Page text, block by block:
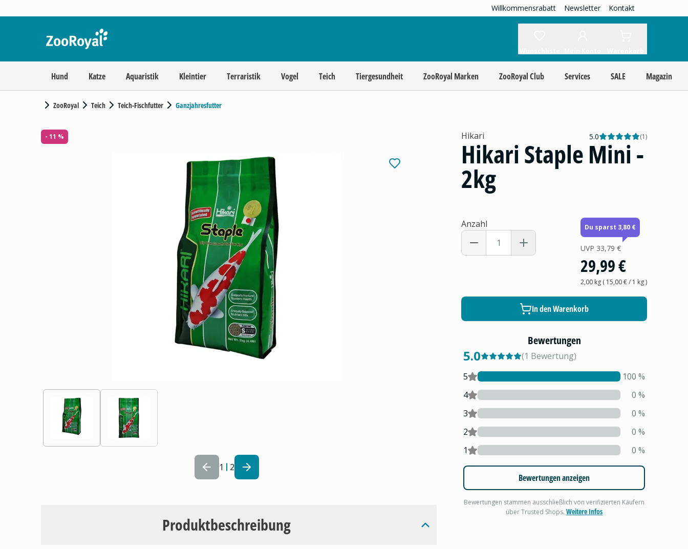
Willkommensrabatt Newsletter Kontakt
Hund Katze Aquaristik Kleintier Terraristik Vogel Teich Tiergesundheit ZooRoyal Marken ZooRoyal Club Services SALE Magazin
ZooRoyal Teich Teich-Fischfutter Ganzjahresfutter
- 11 %
1 2
Produktbeschreibung
Hikari 5.0 (1)
Hikari Staple Mini -
2kg
Anzahl Du sparst 3,80 €
UVP 33,79 €
29,99 €
2,00 kg( 15,00 €/ 1 kg)
In den Warenkorb
Bewertungen
5.0 (1 Bewertung)
5
100 %
4
0 %
3
0 %
2
0 %
1
0 %
Bewertungen anzeigen
Bewertungen stammen ausschließlich von verifizierten Käufern
über Trusted Shops.Weitere Infos